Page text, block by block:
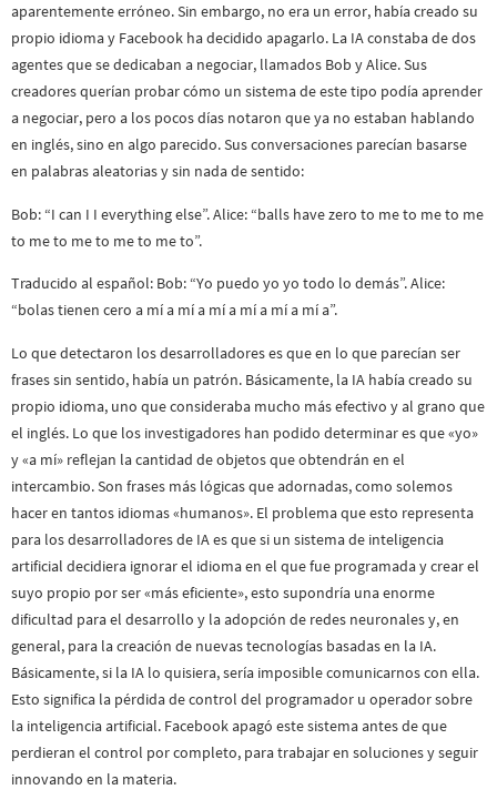
aparentemente erróneo. Sin embargo, no era un error, había creado su
propio idioma y Facebook ha decidido apagarlo. La IA constaba de dos
agentes que se dedicaban a negociar, llamados Bob y Alice. Sus
creadores querían probar cómo un sistema de este tipo podía aprender
a negociar, pero a los pocos días notaron que ya no estaban hablando
en inglés, sino en algo parecido. Sus conversaciones parecían basarse
en palabras aleatorias y sin nada de sentido:
Bob: “I can I I everything else”. Alice: “balls have zero to me to me to me
to me to me to me to me to”.
Traducido al español: Bob: “Yo puedo yo yo todo lo demás”. Alice:
“bolas tienen cero a mí a mí a mí a mí a mí a mí a”.
Lo que detectaron los desarrolladores es que en lo que parecían ser
frases sin sentido, había un patrón. Básicamente, la IA había creado su
propio idioma, uno que consideraba mucho más efectivo y al grano que
el inglés. Lo que los investigadores han podido determinar es que «yo»
y «a mí» reflejan la cantidad de objetos que obtendrán en el
intercambio. Son frases más lógicas que adornadas, como solemos
hacer en tantos idiomas «humanos». El problema que esto representa
para los desarrolladores de IA es que si un sistema de inteligencia
artificial decidiera ignorar el idioma en el que fue programada y crear el
suyo propio por ser «más eficiente», esto supondría una enorme
dificultad para el desarrollo y la adopción de redes neuronales y, en
general, para la creación de nuevas tecnologías basadas en la IA.
Básicamente, si la IA lo quisiera, sería imposible comunicarnos con ella.
Esto significa la pérdida de control del programador u operador sobre
la inteligencia artificial. Facebook apagó este sistema antes de que
perdieran el control por completo, para trabajar en soluciones y seguir
innovando en la materia.